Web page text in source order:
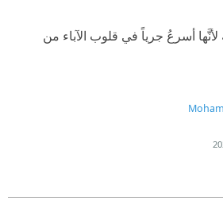
أسرعُ جرياً في قلوب الآباء من